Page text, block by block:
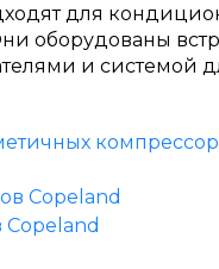
для
оборудованы
и системой
Copeland